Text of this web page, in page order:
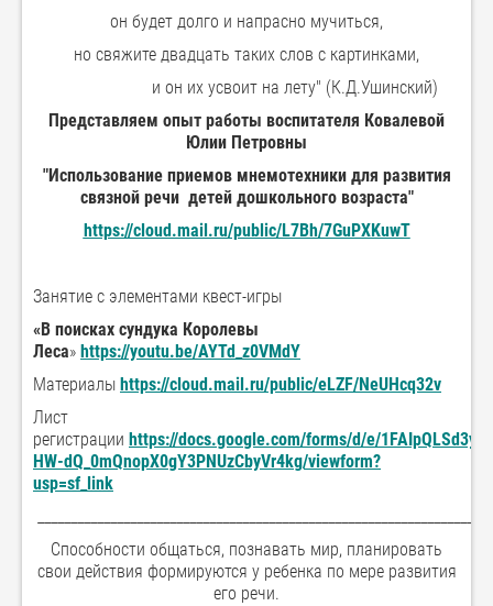
он будет долго и напрасно мучиться,
но свяжите двадцать таких слов с картинками,
и он их усвоит на лету" (К.Д.Ушинский)
Представляем опыт работы воспитателя Ковалевой
Юлии Петровны
"Использование приемов мнемотехники для развития
связной речи детей дошкольного возраста"
https://cloud.mail.ru/public/L7Bh/7GuPXKuwT
Занятие с элементами квест-игры
«В поисках сундука Королевы
Леса» https://youtu.be/AYTd_z0VMdY
Материалы https://cloud.mail.ru/public/eLZF/NeUHcq32v
Лист
регистрации https://docs.google.com/forms/d/e/
HW-dQ_0mQnopX0gY3PNUzCbyVr4kg/viewform?
usp=sf_link
Способности общаться, познавать мир, планировать
свои действия формируются у ребенка по мере развития
его речи.